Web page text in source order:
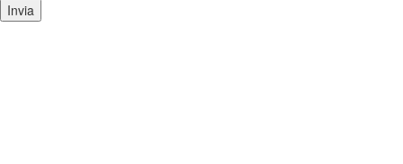
Invia